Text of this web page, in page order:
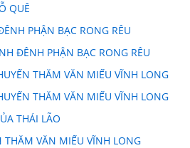
QUÊ
PHẬN BẠC RONG RÊU
ĐÊNH PHẬN BẠC RONG RÊU
THĂM VĂN MIẾU VĨNH LONG
THĂM VĂN MIẾU VĨNH LONG
THÁI LÃO
THĂM VĂN MIẾU VĨNH LONG